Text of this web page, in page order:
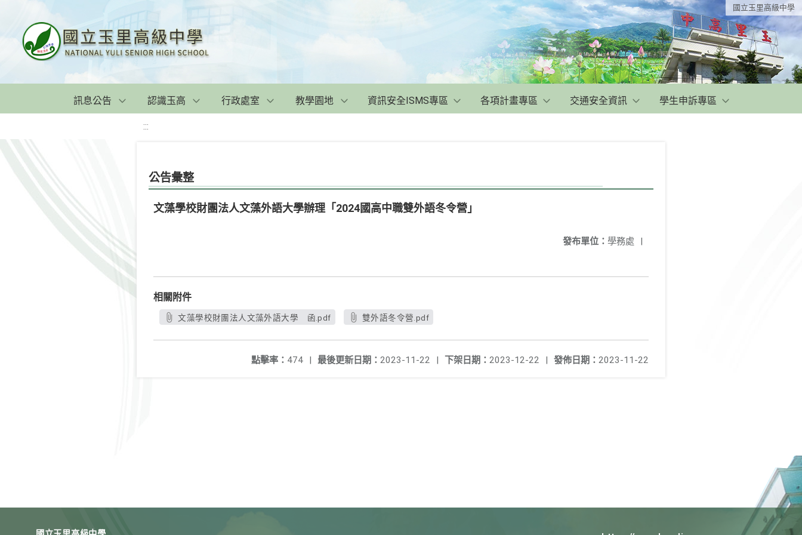
國立玉里高級中學
訊息公告 認識玉高 行政處室 教學園地 資訊安全ISMS專區 各項計畫專區 交通安全資訊 學生申訴專區
:::
公告彙整
文藻學校財團法人文藻外語大學辦理「2024國高中職雙外語冬令營」
發布單位： 學務處 |
相關附件
文藻學校財團法人文藻外語大學 函.pdf 雙外語冬令營.pdf
發佈日期： 2023-11-22
下架日期： 2023-12-22 |
最後更新日期： 2023-11-22 |
點擊率： 474 |